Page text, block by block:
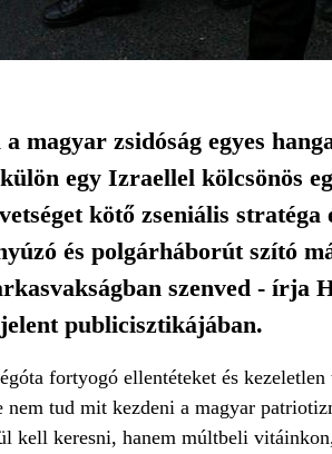
magyar zsidóság egyes
egy Izraellel kölcsönös
kötő zseniális
és polgárháborút szító
szenved - írja
publicisztikájában.
fortyogó ellentéteket és
tud mit kezdeni a magyar
kell keresni, hanem múltbeli